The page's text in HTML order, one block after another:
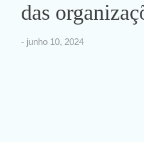
das
- junho 10, 2024